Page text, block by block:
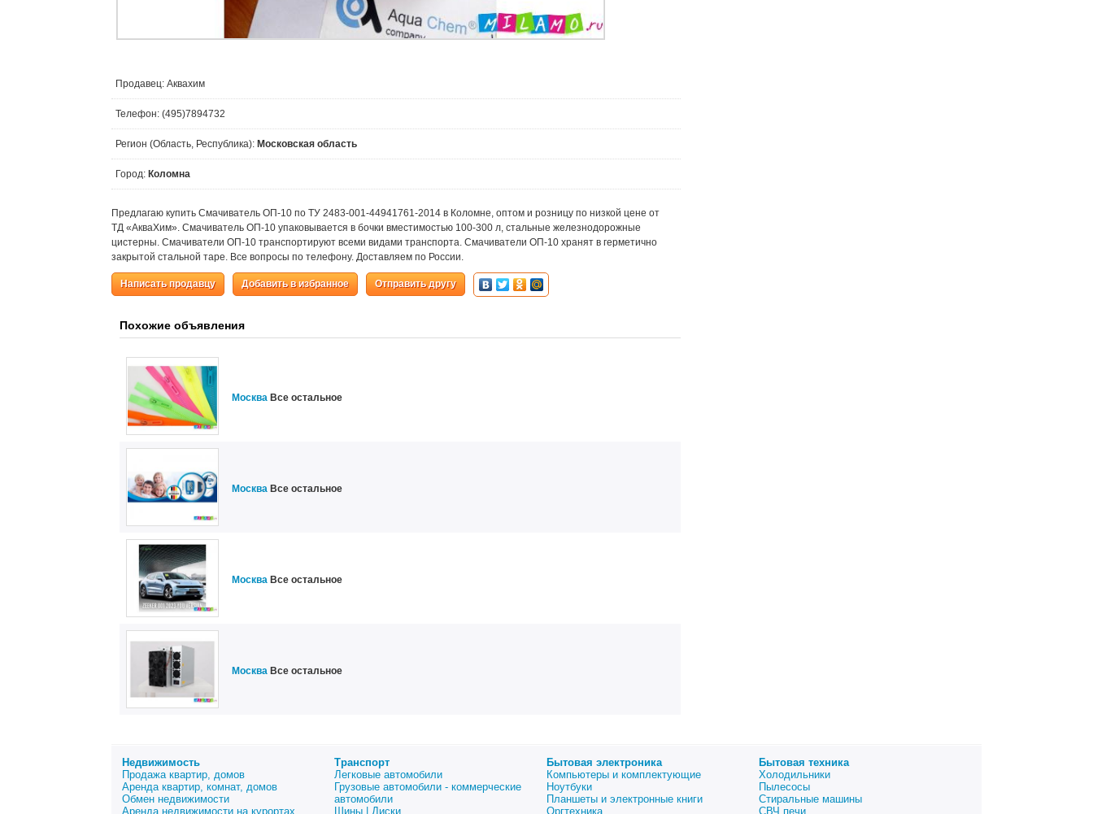
Продавец: Аквахим
Телефон: (495)7894732
Регион (Область, Республика): Московская область
Город: Коломна
Предлагаю купить Смачиватель ОП-10 по ТУ 2483-001-44941761-2014 в Коломне, оптом и розницу по низкой цене от
ТД «АкваХим». Смачиватель ОП-10 упаковывается в бочки вместимостью 100-300 л, стальные железнодорожные
цистерны. Смачиватели ОП-10 транспортируют всеми видами транспорта. Смачиватели ОП-10 хранят в герметично
закрытой стальной таре. Все вопросы по телефону. Доставляем по России.
Написать продавцу Добавить в избранное Отправить другу
Похожие объявления
Москва Все остальное
Москва Все остальное
Москва Все остальное
Москва Все остальное
Недвижимость
Продажа квартир, домов
Аренда квартир, комнат, домов
Обмен недвижимости
Аренда недвижимости на курортах
Транспорт
Легковые автомобили
Грузовые автомобили - коммерческие
автомобили
Шины | Диски
Бытовая электроника
Компьютеры и комплектующие
Ноутбуки
Планшеты и электронные книги
Оргтехника
Бытовая техника
Холодильники
Пылесосы
Стиральные машины
СВЧ печи